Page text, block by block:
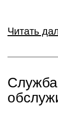
Читать
Служба